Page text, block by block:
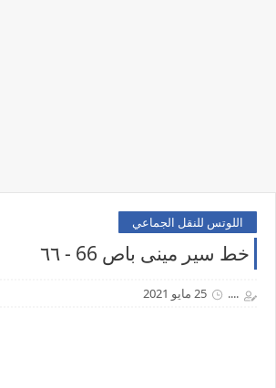
اللوتس للنقل الجماعي
خط سير مينى باص 66 - ٦٦
.... 25 مايو 2021